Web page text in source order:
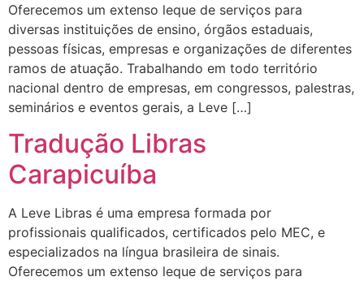
Oferecemos um extenso leque de serviços para
diversas instituições de ensino, órgãos estaduais,
pessoas físicas, empresas e organizações de diferentes
ramos de atuação. Trabalhando em todo território
nacional dentro de empresas, em congressos, palestras,
seminários e eventos gerais, a Leve […]
Tradução Libras
Carapicuíba
A Leve Libras é uma empresa formada por
profissionais qualificados, certificados pelo MEC, e
especializados na língua brasileira de sinais.
Oferecemos um extenso leque de serviços para